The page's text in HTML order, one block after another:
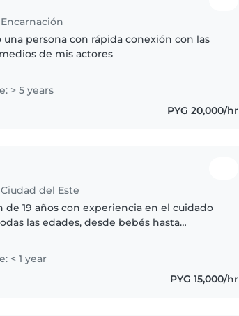
una persona con rápida conexión con las
de mis actores
> 5 years
PYG 20,000/hr
del Este
de 19 años con experiencia en el cuidado
las edades, desde bebés hasta
de mis..
< 1 year
PYG 15,000/hr